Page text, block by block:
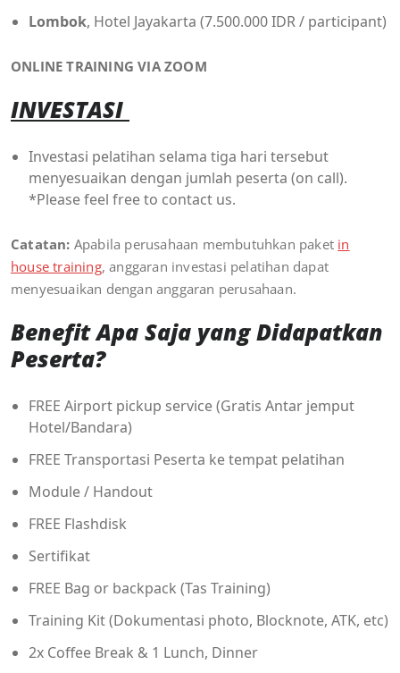
Lombok, Hotel Jayakarta (7.500.000 IDR / participant)
ONLINE TRAINING VIA ZOOM
INVESTASI
Investasi pelatihan selama tiga hari tersebut
menyesuaikan dengan jumlah peserta (on call).
*Please feel free to contact us.
Catatan: Apabila perusahaan membutuhkan paket in
house training, anggaran investasi pelatihan dapat
menyesuaikan dengan anggaran perusahaan.
Benefit Apa Saja yang Didapatkan
Peserta?
FREE Airport pickup service (Gratis Antar jemput
Hotel/Bandara)
FREE Transportasi Peserta ke tempat pelatihan
Module / Handout
FREE Flashdisk
Sertifikat
FREE Bag or backpack (Tas Training)
Training Kit (Dokumentasi photo, Blocknote, ATK, etc)
2x Coffee Break & 1 Lunch, Dinner